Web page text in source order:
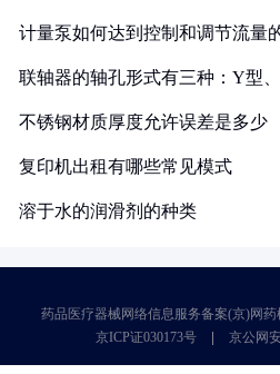
计量泵如何达到控制和调节流量
联轴器的轴孔形式有三种：Y型
不锈钢材质厚度允许误差是多少
复印机出租有哪些常见模式
溶于水的润滑剂的种类
药品医疗器械网络信息服务备案(京)网药
京ICP证030173号
京公网